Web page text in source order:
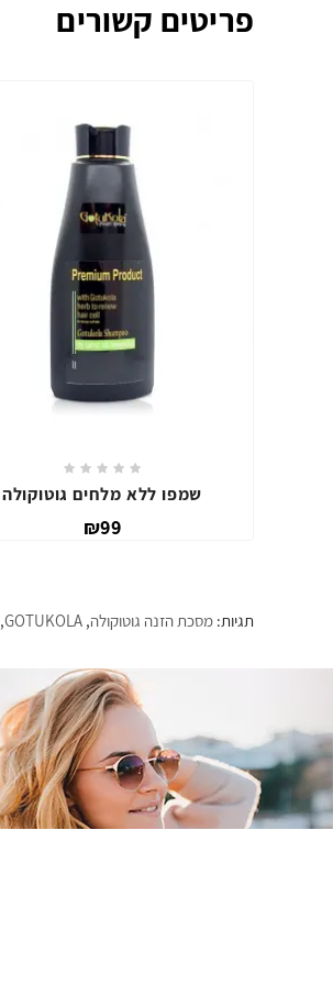
פריטים קשורים
שמפו ללא מלחים גוטוקולה
₪99
תגיות: מסכת הזנה גוטוקולה,
GOTUKOLA
,